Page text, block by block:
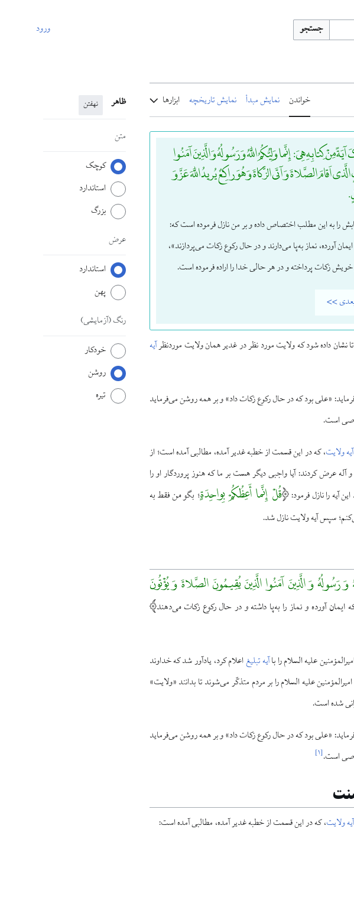
جستجو ورود
خواندن نمایش مبدأ نمایش تاریخچه ابزارها ظاهر نهفتن
متن
کوچک
استاندارد
بزرگ
عرض
استاندارد
پهن
رنگ(آزمایشی)
خودکار
روشن
تیره
مِنْ کِتابِهِ هِیَ: إِنَّما وَلِیُّکُمُ اللَّهُ وَ رَسُولُهُ وَ الَّذِینَ آمَنُوا
اَقامَ الصَّلاةَ وَ آتَی الزَّکاةَ وَ هُوَ راکِعٌ یُریدُ اللَّهَ عَزَّ وَ
را به این مطلب اختصاص داده و بر من نازل فرموده است که:
آورده، نماز به‌پا می‌دارند و در حال رکوع زکات می‌پردازند»،
زکات پرداخته و در هر حالی خدا را اراده فرموده است.
>>
تا نشان داده شود که ولایت مورد نظر در غدیر همان ولایت موردنظرآیه
«علی بود که در حال رکوع زکات داد» و بر همه روشن می‌فرماید
است.
آیه ولایت، که در این قسمت از خطبه غدیر آمده، مطالبی آمده است؛ از
عرض کردند: آیا واجبی دیگر هست بر ما که هنوز پروردگار او را
آیه را نازل فرمود: قُلْ إِنَّما أَعِظُکُمْ بِواحِدَةٍ؛ بگو من فقط به
وَ رَسُولُهُ وَ الَّذِینَ آمَنُوا الَّذِینَ یُقِیمُونَ الصَّلاةَ وَ یُؤْتُونَ
آورده و نماز را به‌پا داشته و در حال رکوع زکات می‌دهند
علیه السلام را باآیه تبلیغاعلام کرد، یادآور شد که خداوند
علیه السلام را بر مردم متذکّر می‌شوند تا بدانند «ولایت»
شده است.
«علی بود که در حال رکوع زکات داد» و بر همه روشن می‌فرماید
است.[۱]
آیه ولایت، که در این قسمت از خطبه غدیر آمده، مطالبی آمده است: